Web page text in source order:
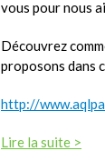
vous pour nous
Découvrez
proposons dans
http://
Lire la suite >